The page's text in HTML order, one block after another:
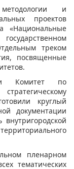
и
проектов
«Национальные
треком
посвященные
и Комитет по
круглый
документации
пленарном
тематических